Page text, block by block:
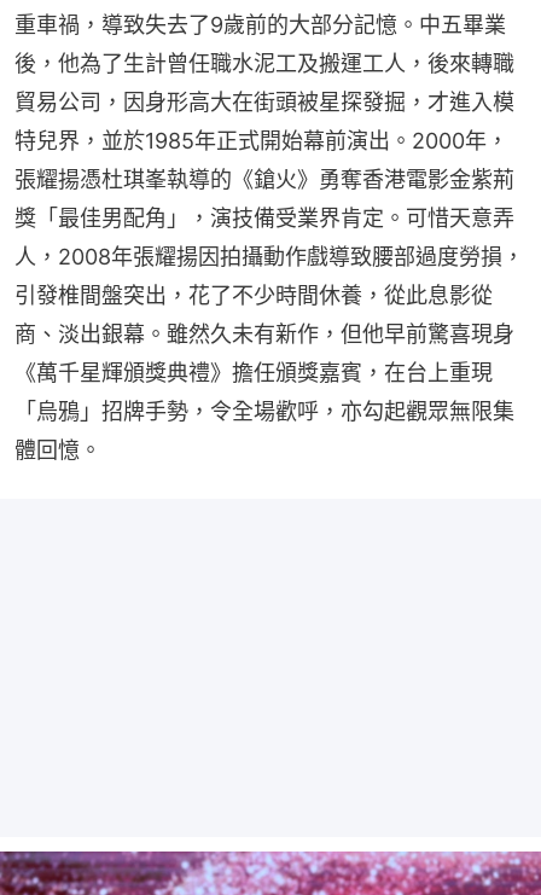
重車禍，導致失去了9歲前的大部分記憶。中五畢業
後，他為了生計曾任職水泥工及搬運工人，後來轉職
貿易公司，因身形高大在街頭被星探發掘，才進入模
特兒界，並於1985年正式開始幕前演出。2000年，
張耀揚憑杜琪峯執導的《鎗火》勇奪香港電影金紫荊
獎「最佳男配角」，演技備受業界肯定。可惜天意弄
人，2008年張耀揚因拍攝動作戲導致腰部過度勞損，
引發椎間盤突出，花了不少時間休養，從此息影從
商、淡出銀幕。雖然久未有新作，但他早前驚喜現身
《萬千星輝頒獎典禮》擔任頒獎嘉賓，在台上重現
「烏鴉」招牌手勢，令全場歡呼，亦勾起觀眾無限集
體回憶。